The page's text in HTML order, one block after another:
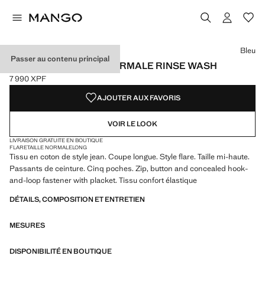
Passer au contenu principal
JEAN FLARE TAILLE NORMALE RINSE WASH
Prix actuel [7 990 XPF ]
7 990 XPF
Choisissez une couleur
Couleur Noir
Couleur Bleu sélectionnée
Bleu
AJOUTER AUX FAVORIS
VOIR LE LOOK
LIVRAISON GRATUITE EN BOUTIQUE
FLARETAILLE NORMALELONG
Tissu en coton de style jean. Coupe longue. Style flare. Taille mi-haute.
Passants de ceinture. Cinq poches. Zip, button and concealed hook-
and-loop fastener with placket. Tissu confort élastique
DÉTAILS, COMPOSITION ET ENTRETIEN
MESURES
DISPONIBILITÉ EN BOUTIQUE